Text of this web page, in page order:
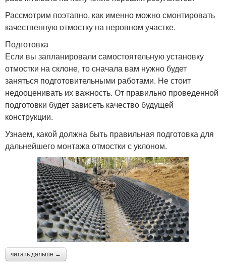
Рассмотрим поэтапно, как именно можно смонтировать
качественную отмостку на неровном участке.
Подготовка
Если вы запланировали самостоятельную установку
отмостки на склоне, то сначала вам нужно будет
заняться подготовительными работами. Не стоит
недооценивать их важность. От правильно проведенной
подготовки будет зависеть качество будущей
конструкции.
Узнаем, какой должна быть правильная подготовка для
дальнейшего монтажа отмостки с уклоном.
читать дальше →